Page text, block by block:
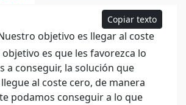
Copiar texto
objetivo es llegar al coste
es que les favorezca lo
a conseguir, la solución que
al coste cero, de manera
podamos conseguir a lo que